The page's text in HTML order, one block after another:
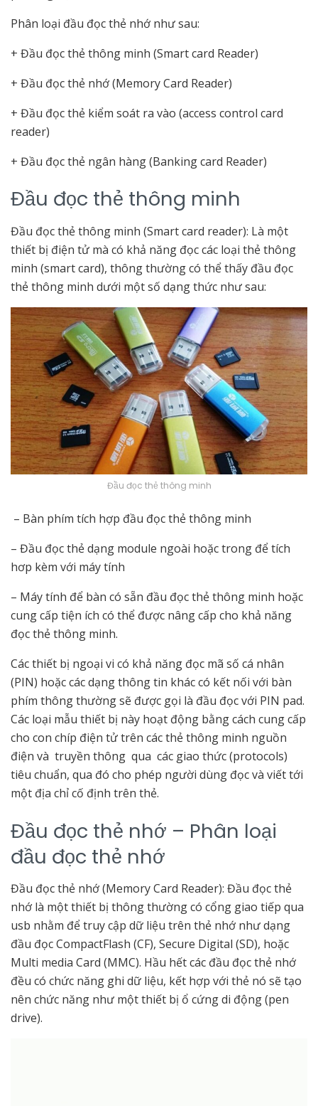
Phân loại đầu đọc thẻ nhớ như sau:
+ Đầu đọc thẻ thông minh (Smart card Reader)
+ Đầu đọc thẻ nhớ (Memory Card Reader)
+ Đầu đọc thẻ kiểm soát ra vào (access control card
reader)
+ Đầu đọc thẻ ngân hàng (Banking card Reader)
Đầu đọc thẻ thông minh
Đầu đọc thẻ thông minh (Smart card reader): Là một
thiết bị điện tử mà có khả năng đọc các loại thẻ thông
minh (smart card), thông thường có thể thấy đầu đọc
thẻ thông minh dưới một số dạng thức như sau:
Đầu đọc thẻ thông minh
– Bàn phím tích hợp đầu đọc thẻ thông minh
– Đầu đọc thẻ dạng module ngoài hoặc trong để tích
hơp kèm với máy tính
– Máy tính để bàn có sẵn đầu đọc thẻ thông minh hoặc
cung cấp tiện ích có thể được nâng cấp cho khả năng
đọc thẻ thông minh.
Các thiết bị ngoại vi có khả năng đọc mã số cá nhân
(PIN) hoặc các dạng thông tin khác có kết nối với bàn
phím thông thường sẽ được gọi là đầu đọc với PIN pad.
Các loại mẫu thiết bị này hoạt động bằng cách cung cấp
cho con chíp điện tử trên các thẻ thông minh nguồn
điện và truyền thông qua các giao thức (protocols)
tiêu chuẩn, qua đó cho phép người dùng đọc và viết tới
một địa chỉ cố định trên thẻ.
Đầu đọc thẻ nhớ – Phân loại
đầu đọc thẻ nhớ
Đầu đọc thẻ nhớ (Memory Card Reader): Đầu đọc thẻ
nhớ là một thiết bị thông thường có cổng giao tiếp qua
usb nhằm để truy cập dữ liệu trên thẻ nhớ như dạng
đầu đọc CompactFlash (CF), Secure Digital (SD), hoặc
Multi media Card (MMC). Hầu hết các đầu đọc thẻ nhớ
đều có chức năng ghi dữ liệu, kết hợp với thẻ nó sẽ tạo
nên chức năng như một thiết bị ổ cứng di động (pen
drive).